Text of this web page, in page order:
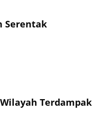
Serentak
Terdampak